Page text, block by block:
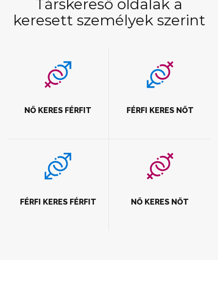
Társkereső oldalak a
keresett személyek szerint
NŐ KERES FÉRFIT FÉRFI KERES NŐT
FÉRFI KERES FÉRFIT NŐ KERES NŐT